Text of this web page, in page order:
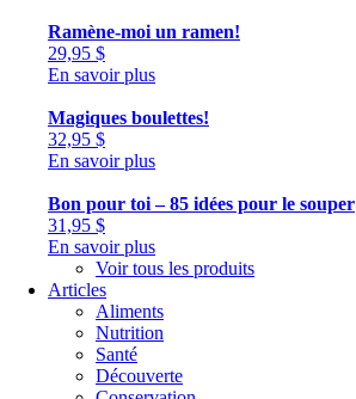
Ramène-moi un ramen!
29,95 $
En savoir plus
Magiques boulettes!
32,95 $
En savoir plus
Bon pour toi – 85 idées pour le souper
31,95 $
En savoir plus
Voir tous les produits
Articles
Aliments
Nutrition
Santé
Découverte